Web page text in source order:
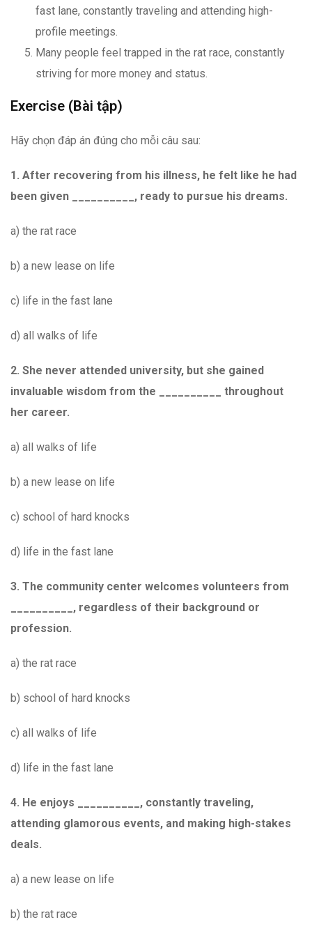
fast lane, constantly traveling and attending high-
profile meetings.
Many people feel trapped in the rat race, constantly
striving for more money and status.
Exercise (Bài tập)
Hãy chọn đáp án đúng cho mỗi câu sau:
1. After recovering from his illness, he felt like he had
been given __________, ready to pursue his dreams.
a) the rat race
b) a new lease on life
c) life in the fast lane
d) all walks of life
2. She never attended university, but she gained
invaluable wisdom from the __________ throughout
her career.
a) all walks of life
b) a new lease on life
c) school of hard knocks
d) life in the fast lane
3. The community center welcomes volunteers from
__________, regardless of their background or
profession.
a) the rat race
b) school of hard knocks
c) all walks of life
d) life in the fast lane
4. He enjoys __________, constantly traveling,
attending glamorous events, and making high-stakes
deals.
a) a new lease on life
b) the rat race